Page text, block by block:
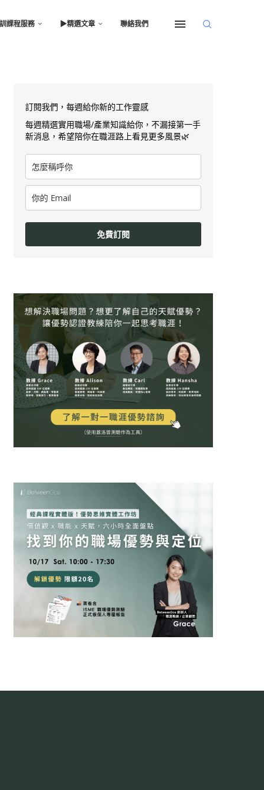
課程服務 ▶︎精選文章 聯絡我們
訂閱我們，每週給你新的工作靈感
每週精選實用職場/產業知識給你，不漏接第一手
新消息，希望陪你在職涯路上看見更多風景🌿
免費訂閱